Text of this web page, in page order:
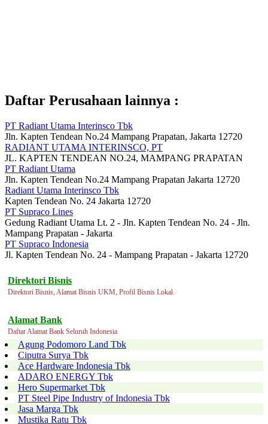
Daftar Perusahaan lainnya :
PT Radiant Utama Interinsco Tbk
Jln. Kapten Tendean No.24 Mampang Prapatan, Jakarta 12720
RADIANT UTAMA INTERINSCO, PT
JL. KAPTEN TENDEAN NO.24, MAMPANG PRAPATAN
PT Radiant Utama
Jln. Kapten Tendean No.24 Mampang Prapatan Jakarta 12720
Radiant Utama Interinsco Tbk
Kapten Tendean No. 24 Jakarta 12720
PT Supraco Lines
Gedung Radiant Utama Lt. 2 - Jln. Kapten Tendean No. 24 - Jln.
Mampang Prapatan - Jakarta
PT Supraco Indonesia
Jl. Kapten Tendean No. 24 - Mampang Prapatan - Jakarta 12720
Direktori Bisnis
Direktori Bisnis, Alamat Bisnis UKM, Profil Bisnis Lokal.
Alamat Bank
Daftar Alamat Bank Seluruh Indonesia
Agung Podomoro Land Tbk
Ciputra Surya Tbk
Ace Hardware Indonesia Tbk
ADARO ENERGY Tbk
Hero Supermarket Tbk
PT Steel Pipe Industry of Indonesia Tbk
Jasa Marga Tbk
Mustika Ratu Tbk